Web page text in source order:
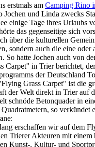
erstmals am Camping Rino
Jochen und Linda zwecks
einige Tage ihres Urlaubs
das gegenseitige sich
über die kulturellen
sondern auch die eine oder
So hatte Jochen auch von
Carpet" in Trier berichtet,
der Deutschland
Grass Carpet" ist die
der Welt direkt in Trier auf
schnöde Betonquader in
so verkündet
erschaffen wir auf dem
Trierer Akteuren mit einem
Kunst-, Kultur- und